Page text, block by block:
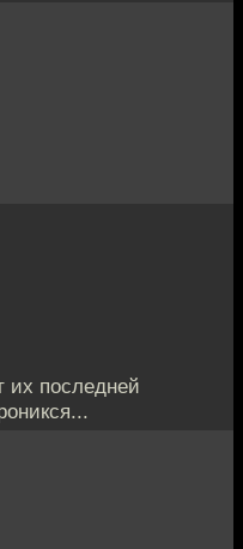
их последней